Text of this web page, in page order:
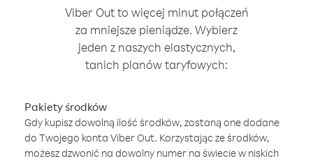
Viber Out to więcej minut połączeń
za mniejsze pieniądze. Wybierz
jeden z naszych elastycznych,
tanich planów taryfowych:
Pakiety środków
Gdy kupisz dowolną ilość środków, zostaną one dodane
do Twojego konta Viber Out. Korzystając ze środków,
możesz dzwonić na dowolny numer na świecie w niskich